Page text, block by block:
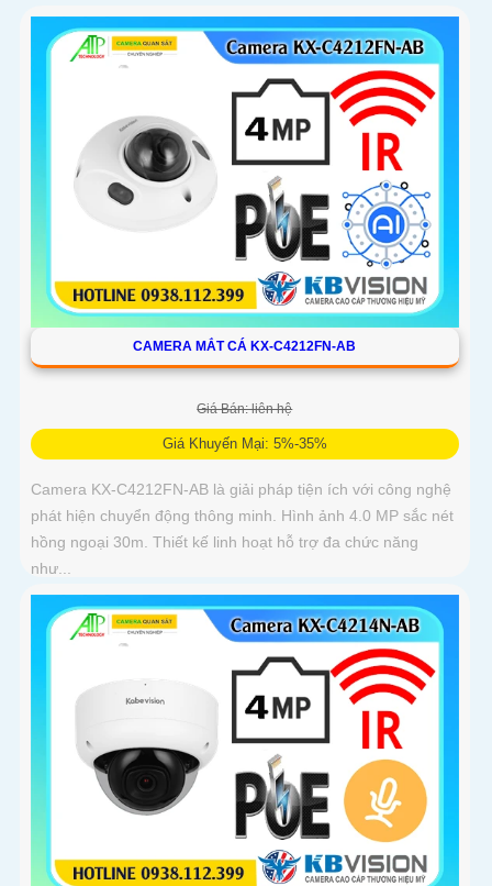
CAMERA MẮT CÁ KX-C4212FN-AB
Giá Bán: liên hệ
Giá Khuyến Mại: 5%-35%
Camera KX-C4212FN-AB là giải pháp tiện ích với công nghệ
phát hiện chuyển động thông minh. Hình ảnh 4.0 MP sắc nét
hồng ngoại 30m. Thiết kế linh hoạt hỗ trợ đa chức năng
như...